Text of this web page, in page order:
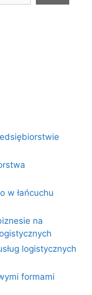
w łańcuchu
na
logistycznych
formami